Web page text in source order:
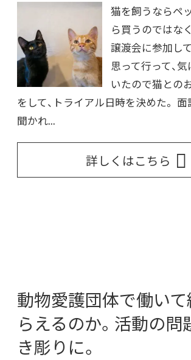
猫を飼うならペ
ら買うのではな
譲渡会に参加し
思って行って、
いたので猫との
をして、トライアル日時を決めた。
聞かれ...
詳しくはこちら
動物愛護団体で働い
らえるのか。活動の問
き彫りに。